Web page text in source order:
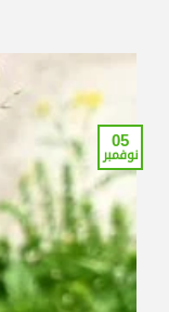
05
نوفمبر